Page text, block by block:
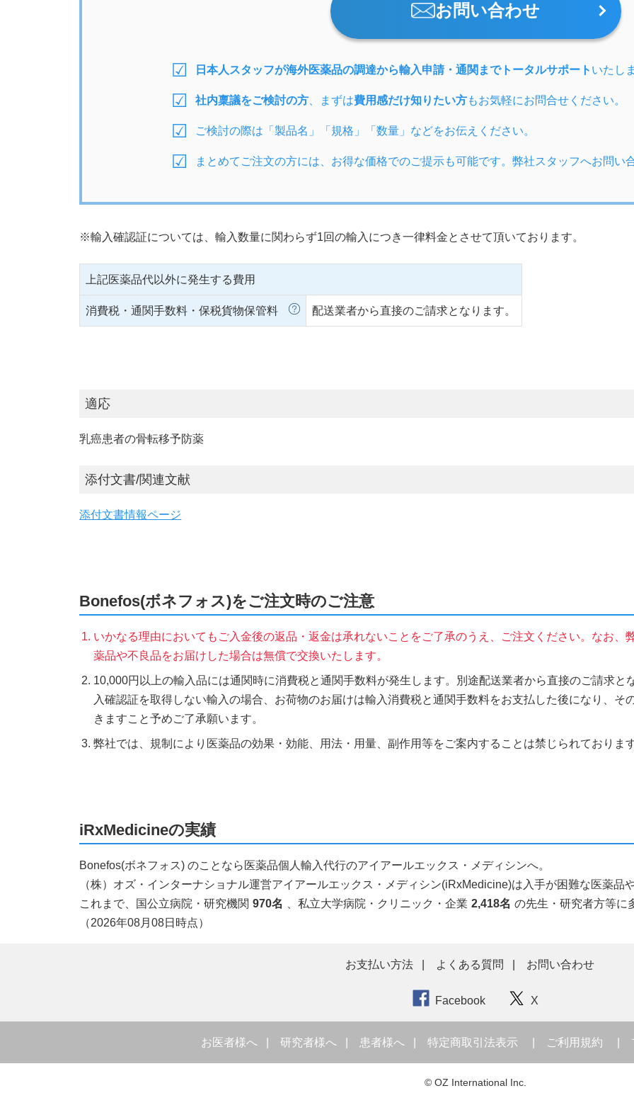
お問い合わせ
日本人スタッフが海外医薬品の調達から輸入申請・通関までトータルサポート いたし
社内稟議をご検討の方 、まずは費用感だけ知りたい方もお気軽にお問合せください。
ご検討の際は「製品名」「規格」「数量」などをお伝えください。
まとめてご注文の方には、お得な価格でのご提示も可能です。弊社スタッフへお問い
※輸入確認証については、輸入数量に関わらず1回の輸入につき一律料金とさせて頂いております。
上記医薬品代以外に発生する費用
消費税・通関手数料・保税貨物保管料 配送業者から直接のご請求となります。
適応
乳癌患者の骨転移予防薬
添付文書/関連文献
添付文書情報ページ
Bonefos(ボネフォス)をご注文時のご注意
いかなる理由においてもご入金後の返品・返金は承れないことをご了承のうえ、ご注文ください。なお、
薬品や不良品をお届けした場合は無償で交換いたします。
10,000円以上の輸入品には通関時に消費税と通関手数料が発生します。別途配送業者から直接のご請求
入確認証を取得しない輸入の場合、お荷物のお届けは輸入消費税と通関手数料をお支払した後になり、そ
きますこと予めご了承願います。
弊社では、規制により医薬品の効果・効能、用法・用量、副作用等をご案内することは禁じられておりま
iRxMedicineの実績
Bonefos(ボネフォス) のことなら医薬品個人輸入代行のアイアールエックス・メディシンへ。
（株）オズ・インターナショナル運営アイアールエックス・メディシン(iRxMedicine)は入手が困難な医薬品
これまで、国公立病院・研究機関 970名 、私立大学病院・クリニック・企業 2,418名 の先生・研究者方等に
（2026年08月08日時点）
お支払い方法 よくある質問 お問い合わせ
Facebook X
お医者様へ 研究者様へ 患者様へ 特定商取引法表示 ご利用規約
© OZ International Inc.